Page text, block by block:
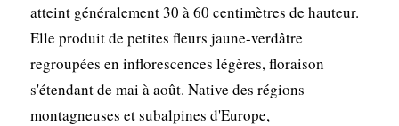
atteint généralement 30 à 60 centimètres de hauteur.
Elle produit de petites fleurs jaune-verdâtre
regroupées en inflorescences légères, floraison
s'étendant de mai à août. Native des régions
montagneuses et subalpines d'Europe,